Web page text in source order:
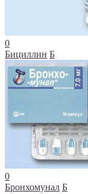
0
Бициллин Б
0
Бронхомунал Б